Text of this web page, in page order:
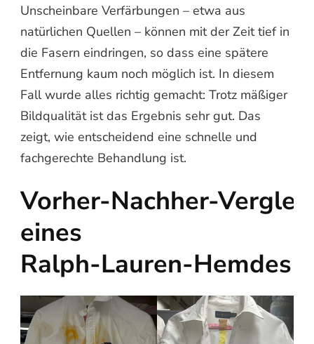
Unscheinbare Verfärbungen – etwa aus
natürlichen Quellen – können mit der Zeit tief in
die Fasern eindringen, so dass eine spätere
Entfernung kaum noch möglich ist. In diesem
Fall wurde alles richtig gemacht: Trotz mäßiger
Bildqualität ist das Ergebnis sehr gut. Das
zeigt, wie entscheidend eine schnelle und
fachgerechte Behandlung ist.
eines
Ralph‑Lauren‑Hemdes